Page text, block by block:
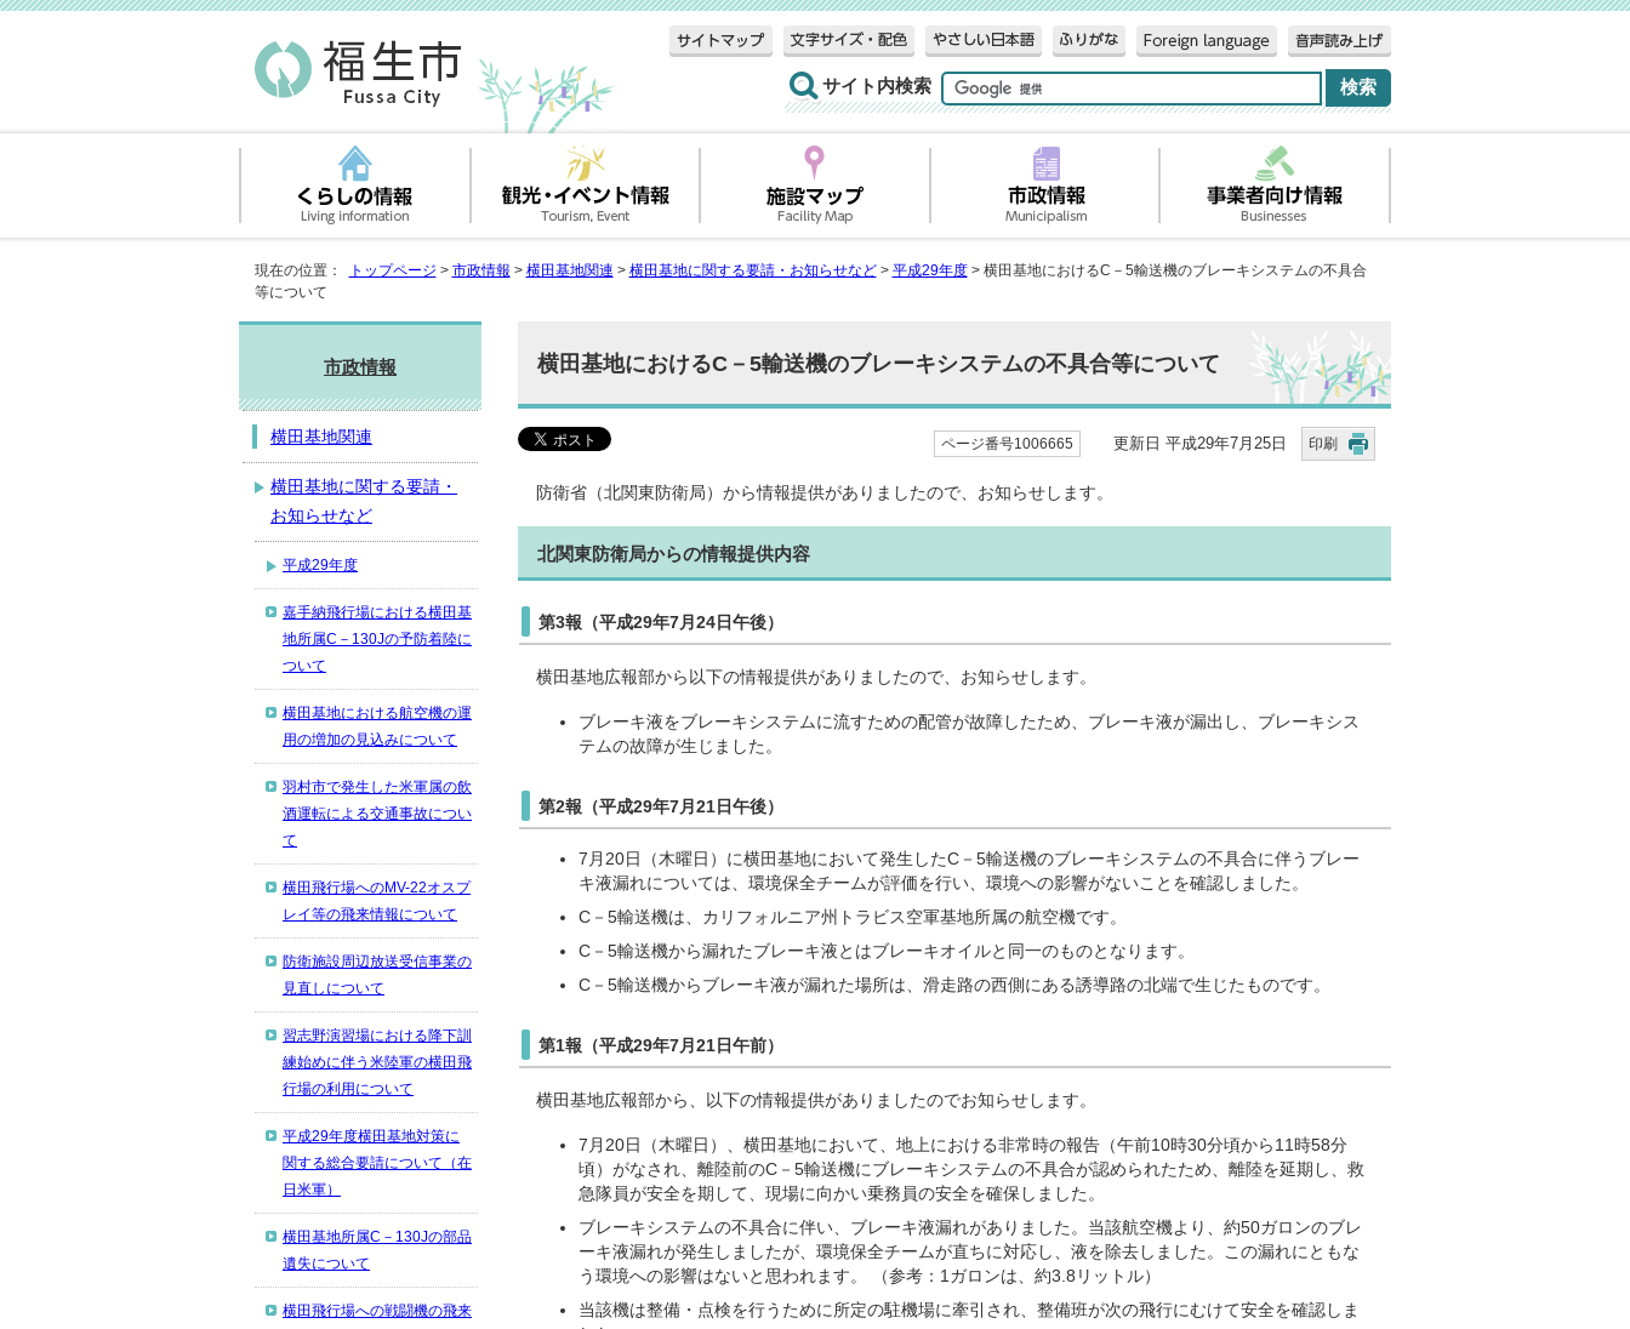
サイト内検索
現在の位置： トップページ > 市政情報 > 横田基地関連 > 横田基地に関する要請・お知らせなど> 平成29年度> 横田基地におけるC－5輸送機のブレーキシステムの不具合
等について
横田基地におけるC－5輸送機のブレーキシステムの不具合等について
ページ番号1006665 更新日 平成29年7月25日 印刷
防衛省（北関東防衛局）から情報提供がありましたので、お知らせします。
北関東防衛局からの情報提供内容
第3報（平成29年7月24日午後）
横田基地広報部から以下の情報提供がありましたので、お知らせします。
ブレーキ液をブレーキシステムに流すための配管が故障したため、ブレーキ液が漏出し、ブレーキシス
テムの故障が生じました。
第2報（平成29年7月21日午後）
7月20日（木曜日）に横田基地において発生したC－5輸送機のブレーキシステムの不具合に伴うブレー
キ液漏れについては、環境保全チームが評価を行い、環境への影響がないことを確認しました。
C－5輸送機は、カリフォルニア州トラビス空軍基地所属の航空機です。
C－5輸送機から漏れたブレーキ液とはブレーキオイルと同一のものとなります。
C－5輸送機からブレーキ液が漏れた場所は、滑走路の西側にある誘導路の北端で生じたものです。
第1報（平成29年7月21日午前）
横田基地広報部から、以下の情報提供がありましたのでお知らせします。
7月20日（木曜日）、横田基地において、地上における非常時の報告（午前10時30分頃から11時58分
頃）がなされ、離陸前のC－5輸送機にブレーキシステムの不具合が認められたため、離陸を延期し、救
急隊員が安全を期して、現場に向かい乗務員の安全を確保しました。
ブレーキシステムの不具合に伴い、ブレーキ液漏れがありました。当該航空機より、約50ガロンのブレ
ーキ液漏れが発生しましたが、環境保全チームが直ちに対応し、液を除去しました。この漏れにともな
う環境への影響はないと思われます。 （参考：1ガロンは、約3.8リットル）
当該機は整備・点検を行うために所定の駐機場に牽引され、整備班が次の飛行にむけて安全を確認しま
市政情報
横田基地関連
横田基地に関する要請・
お知らせなど
平成29年度
嘉手納飛行場における横田基
地所属C－130Jの予防着陸に
ついて
横田基地における航空機の運
用の増加の見込みについて
羽村市で発生した米軍属の飲
酒運転による交通事故につい
て
横田飛行場へのMV-22オスプ
レイ等の飛来情報について
防衛施設周辺放送受信事業の
見直しについて
習志野演習場における降下訓
練始めに伴う米陸軍の横田飛
行場の利用について
平成29年度横田基地対策に
関する総合要請について（在
日米軍）
横田基地所属C－130Jの部品
遺失について
横田飛行場への戦闘機の飛来